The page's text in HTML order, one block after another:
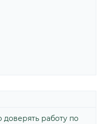
работу по